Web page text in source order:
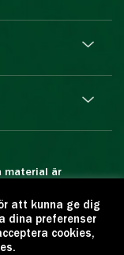
material är
förbjuden.
källan:
utgivare:
att kunna ge dig
dina preferenser
cookies,